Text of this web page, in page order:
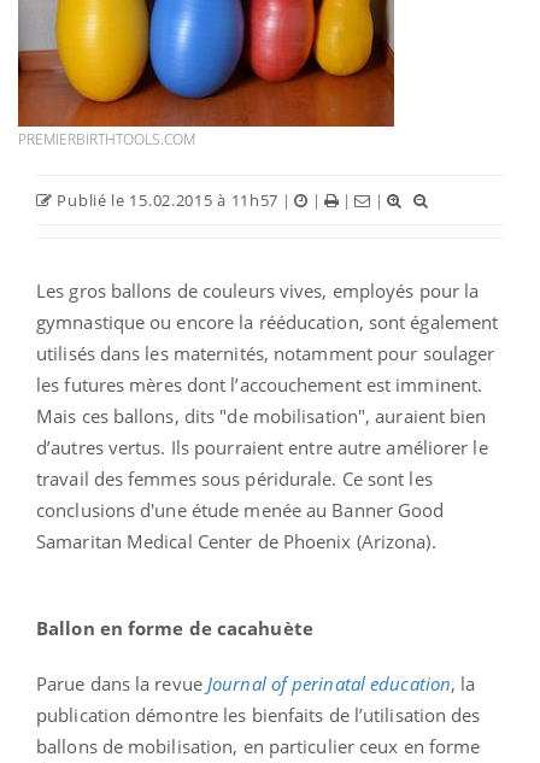
PREMIERBIRTHTOOLS.COM
Publié le 15.02.2015 à 11h57 | | | |
Les gros ballons de couleurs vives, employés pour la
gymnastique ou encore la rééducation, sont également
utilisés dans les maternités, notamment pour soulager
les futures mères dont l’accouchement est imminent.
Mais ces ballons, dits "de mobilisation", auraient bien
d’autres vertus. Ils pourraient entre autre améliorer le
travail des femmes sous péridurale. Ce sont les
conclusions d'une étude menée au Banner Good
Samaritan Medical Center de Phoenix (Arizona).
Ballon en forme de cacahuète
Parue dans la revue Journal of perinatal education, la
publication démontre les bienfaits de l’utilisation des
ballons de mobilisation, en particulier ceux en forme